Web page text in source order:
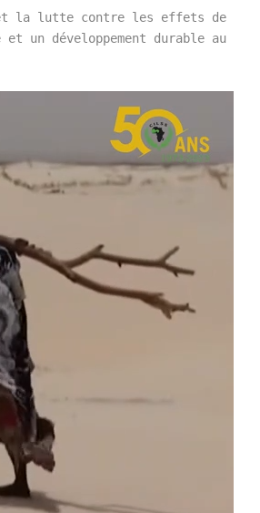
la lutte contre les effets de
un développement durable au